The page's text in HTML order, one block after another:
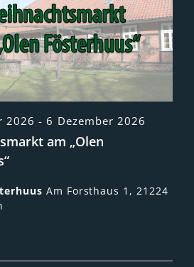
2026 -6 Dezember 2026
am „Olen
Am Forsthaus 1, 21224